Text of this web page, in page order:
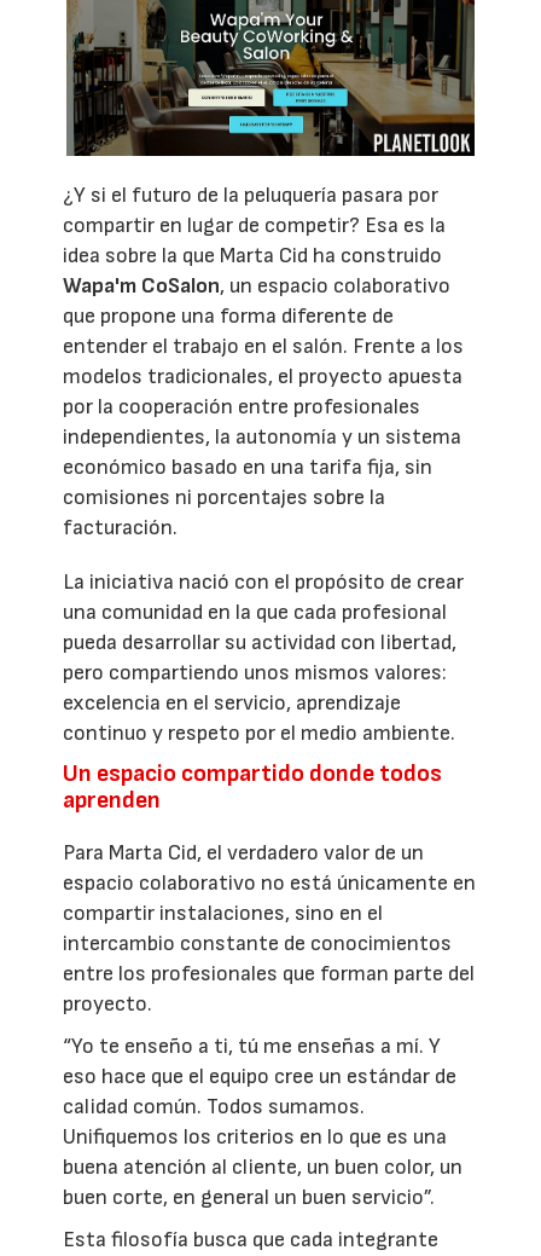
¿Y si el futuro de la peluquería pasara por
compartir en lugar de competir? Esa es la
idea sobre la que Marta Cid ha construido
Wapa'm CoSalon, un espacio colaborativo
que propone una forma diferente de
entender el trabajo en el salón. Frente a los
modelos tradicionales, el proyecto apuesta
por la cooperación entre profesionales
independientes, la autonomía y un sistema
económico basado en una tarifa fija, sin
comisiones ni porcentajes sobre la
facturación.
La iniciativa nació con el propósito de crear
una comunidad en la que cada profesional
pueda desarrollar su actividad con libertad,
pero compartiendo unos mismos valores:
excelencia en el servicio, aprendizaje
continuo y respeto por el medio ambiente.
Un espacio compartido donde todos
aprenden
Para Marta Cid, el verdadero valor de un
espacio colaborativo no está únicamente en
compartir instalaciones, sino en el
intercambio constante de conocimientos
entre los profesionales que forman parte del
proyecto.
“Yo te enseño a ti, tú me enseñas a mí. Y
eso hace que el equipo cree un estándar de
calidad común. Todos sumamos.
Unifiquemos los criterios en lo que es una
buena atención al cliente, un buen color, un
buen corte, en general un buen servicio”.
Esta filosofía busca que cada integrante